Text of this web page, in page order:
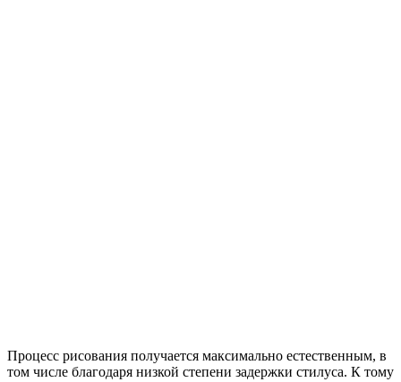
Процесс рисования получается максимально естественным, в
том числе благодаря низкой степени задержки стилуса. К тому